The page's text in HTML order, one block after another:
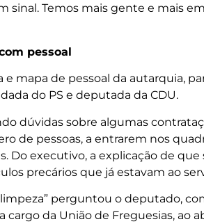
sinal. Temos mais gente e mais
pessoal
mapa de pessoal da autarquia,
do PS e deputada da CDU.
dúvidas sobre algumas
de pessoas, a entrarem nos
Do executivo, a explicação de que
precários que já estavam ao
perguntou o deputado,
da União de Freguesias, ao